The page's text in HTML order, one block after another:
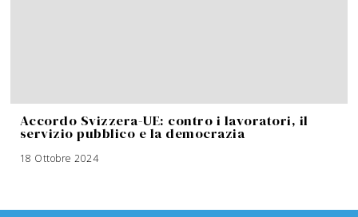
Accordo Svizzera-UE: contro i lavoratori, il
servizio pubblico e la democrazia
18 Ottobre 2024